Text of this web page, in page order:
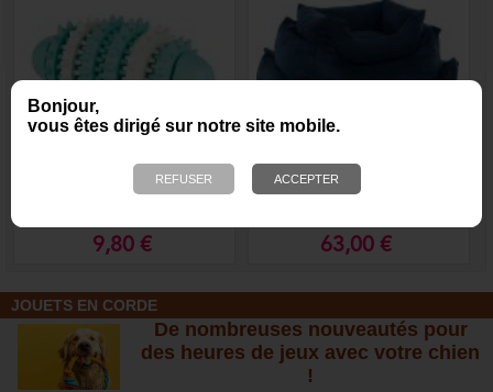
Bonjour,
vous êtes dirigé sur notre site mobile.
Jouet Denta Fun - ballon
9,80 €
Panier pour chien :
63,00 €
JOUETS EN CORDE
De nombreuses nouveautés pour
des heures de jeux avec votre chien
!